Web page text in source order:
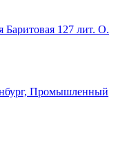
Баритовая 127 лит. О.
Промышленный